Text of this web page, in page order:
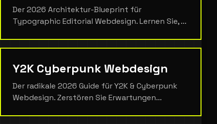
Der 2026 Architektur-Blueprint für
Typographic Editorial Webdesign. Lernen Sie, ...
Y2K Cyberpunk Webdesign
Der radikale 2026 Guide für Y2K & Cyberpunk
Webdesign. Zerstören Sie Erwartungen...